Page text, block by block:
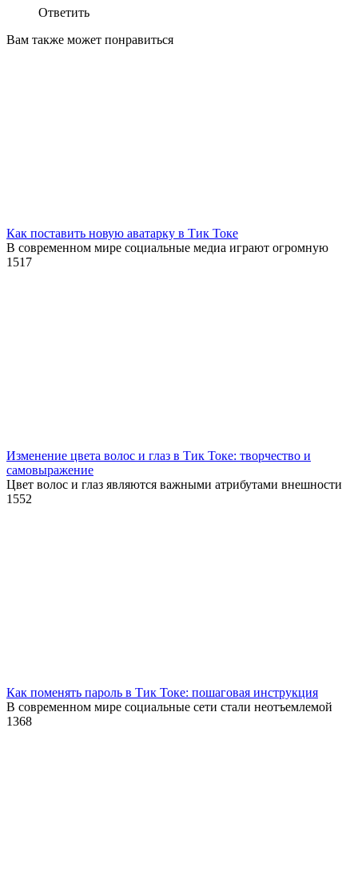
Ответить
Вам также может понравиться
Как поставить новую аватарку в Тик Токе
В современном мире социальные медиа играют огромную
1 517
Изменение цвета волос и глаз в Тик Токе: творчество и
самовыражение
Цвет волос и глаз являются важными атрибутами внешности
1 552
Как поменять пароль в Тик Токе: пошаговая инструкция
В современном мире социальные сети стали неотъемлемой
1368